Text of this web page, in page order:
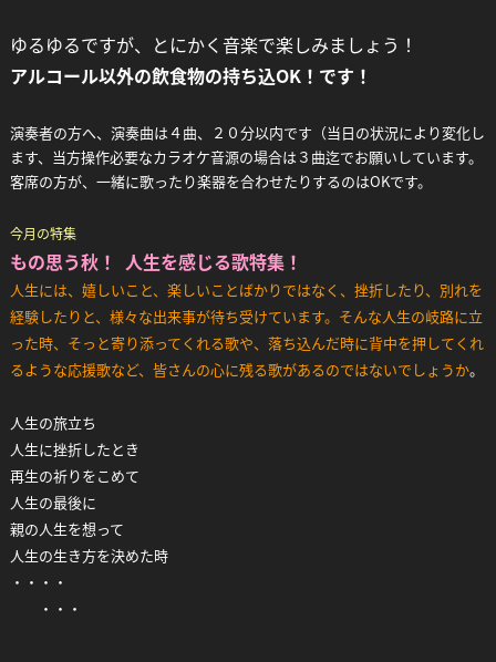
ゆるゆるですが、とにかく音楽で楽しみましょう！
アルコール以外の飲食物の持ち込OK！です！
演奏者の方へ、演奏曲は４曲、２０分以内です（当日の状況により変化し
ます、当方操作必要なカラオケ音源の場合は３曲迄でお願いしています。
客席の方が、一緒に歌ったり楽器を合わせたりするのはOKです。
今月の特集
もの思う秋！ 人生を感じる歌特集！
人生には、嬉しいこと、楽しいことばかりではなく、挫折したり、別れを
経験したりと、様々な出来事が待ち受けています。そんな人生の岐路に立
った時、そっと寄り添ってくれる歌や、落ち込んだ時に背中を押してくれ
るような応援歌など、皆さんの心に残る歌があるのではないでしょうか。
人生の旅立ち
人生に挫折したとき
再生の祈りをこめて
人生の最後に
親の人生を想って
人生の生き方を決めた時
・・・・
・・・